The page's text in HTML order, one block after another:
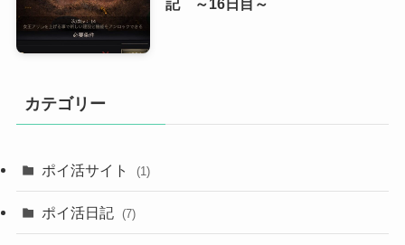
記 ～16日目～
カテゴリー
ポイ活サイト (1)
ポイ活日記 (7)